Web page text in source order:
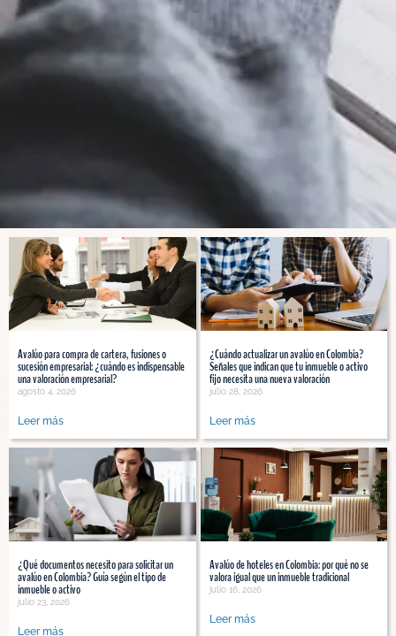
Avalúo para compra de cartera, fusiones o
sucesión empresarial: ¿cuándo es indispensable
una valoración empresarial?
agosto 4, 2026
Leer más
¿Cuándo actualizar un avalúo en Colombia?
Señales que indican que tu inmueble o activo
fijo necesita una nueva valoración
julio 28, 2026
Leer más
¿Qué documentos necesito para solicitar un
avalúo en Colombia? Guía según el tipo de
inmueble o activo
julio 23, 2026
Leer más
Avalúo de hoteles en Colombia: por qué no se
valora igual que un inmueble tradicional
julio 16, 2026
Leer más